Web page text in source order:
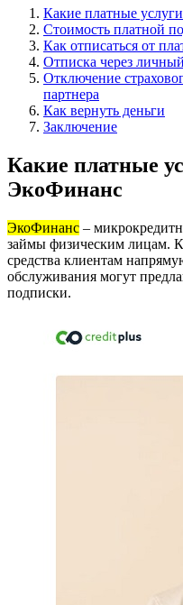
Какие платные
Стоимость платной
Как отписаться от
Отписка через
Отключение
партнера
Как вернуть деньги
Заключение
Какие платные
ЭкоФинанс
ЭкоФинанс –
займы физическим лицам.
средства клиентам
обслуживания могут
подписки.